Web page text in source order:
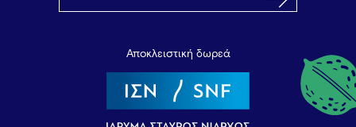
Αποκλειστική δωρεά